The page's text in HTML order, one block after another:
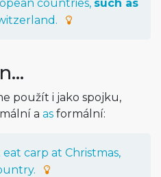
countries, such as
použít i jako spojku,
a as formální:
carp at Christmas,